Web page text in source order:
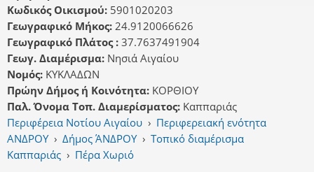
Κωδικός Οικισμού: 5901020203
Γεωγραφικό Μήκος: 24.9120066626
Γεωγραφικό Πλάτος : 37.7637491904
Γεωγ. Διαμέρισμα: Νησιά Αιγαίου
Νομός: ΚΥΚΛΑΔΩΝ
Πρώην Δήμος ή Κοινότητα: ΚΟΡΘΙΟΥ
Παλ. Όνομα Τοπ. Διαμερίσματος: Καππαριάς
Περιφέρεια Νοτίου Αιγαίου › Περιφερειακή ενότητα
ΑΝΔΡΟΥ › Δήμος ΆΝΔΡΟΥ › Τοπικό διαμέρισμα
Καππαριάς › Πέρα Χωριό